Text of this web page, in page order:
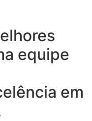
equipe
em